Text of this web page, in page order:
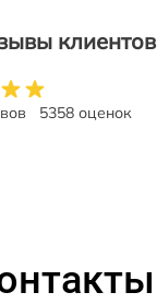
клиентов
5358 оценок